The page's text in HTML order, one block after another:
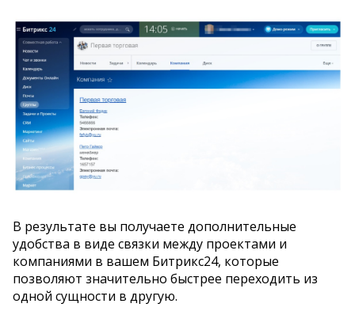
В результате вы получаете дополнительные
удобства в виде связки между проектами и
компаниями в вашем Битрикс24, которые
позволяют значительно быстрее переходить из
одной сущности в другую.